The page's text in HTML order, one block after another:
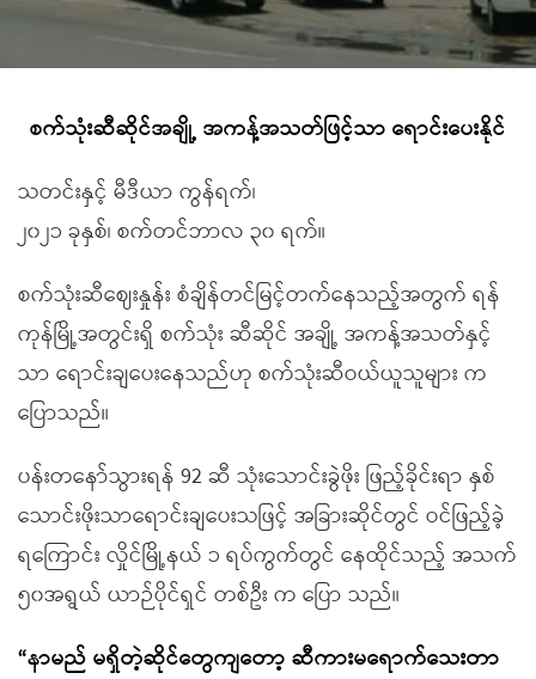
စက်သုံးဆီဆိုင်အချို့ အကန့်အသတ်ဖြင့်သာ ရောင်းပေးနိုင်
သတင်းနှင့် မီဒီယာ ကွန်ရက်၊
၂၀၂၁ ခုနှစ်၊ စက်တင်ဘာလ ၃၀ ရက်။
စက်သုံးဆီဈေးနှုန်း စံချိန်တင်မြင့်တက်နေသည့်အတွက် ရန်
ကုန်မြို့အတွင်းရှိ စက်သုံး ဆီဆိုင် အချို့ အကန့်အသတ်နှင့်
သာ ရောင်းချပေးနေသည်ဟု စက်သုံးဆီဝယ်ယူသူများ က
ပြောသည်။
ပန်းတနော်သွားရန် 92 ဆီ သုံးသောင်းခွဲဖိုး ဖြည့်ခိုင်းရာ နှစ်
သောင်းဖိုးသာရောင်းချပေးသဖြင့် အခြားဆိုင်တွင် ဝင်ဖြည့်ခဲ့
ရကြောင်း လှိုင်မြို့နယ် ၁ ရပ်ကွက်တွင် နေထိုင်သည့် အသက်
၅၀အရွယ် ယာဉ်ပိုင်ရှင် တစ်ဦး က ပြော သည်။
“နာမည် မရှိတဲ့ဆိုင်တွေကျတော့ ဆီကားမရောက်သေးတာ